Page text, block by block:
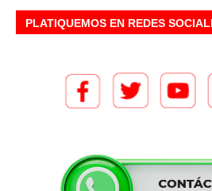
PLATIQUEMOS EN REDES